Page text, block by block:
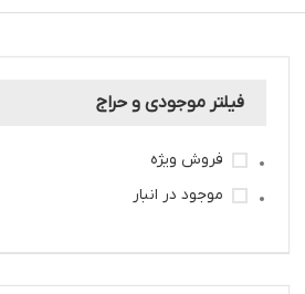
فیلتر موجودی و حراج
فروش ویژه
موجود در انبار